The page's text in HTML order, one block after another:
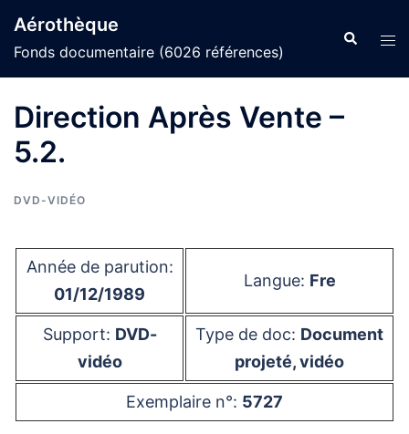
au
contenu
Aérothèque
Fonds documentaire (6026 références)
Direction Après Vente –
5.2.
DVD-VIDÉO
Année de parution:
01/12/1989
Langue: Fre
Support: DVD-
vidéo
Type de doc: Document
projeté, vidéo
Exemplaire n°: 5727